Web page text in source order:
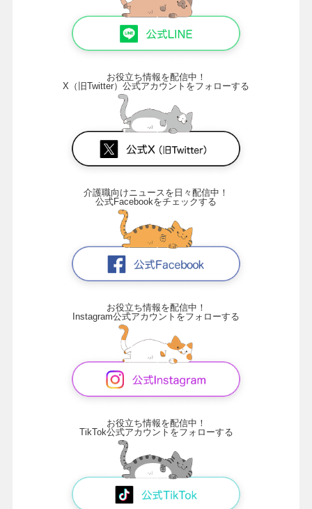
お役立ち情報を配信中！
X（旧Twitter）公式アカウントをフォローする
介護職向けニュースを日々配信中！
公式Facebookをチェックする
お役立ち情報を配信中！
Instagram公式アカウントをフォローする
お役立ち情報を配信中！
TikTok公式アカウントをフォローする